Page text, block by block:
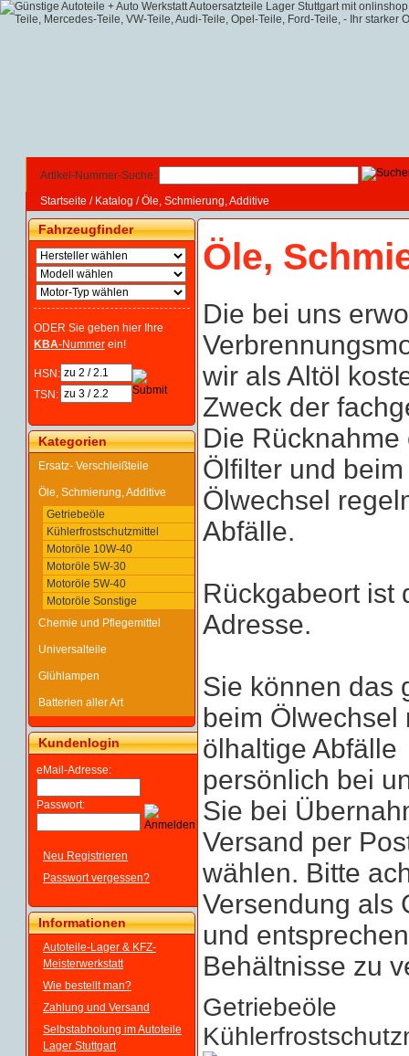
Artikel-Nummer-Suche:
Startseite / Katalog /Öle, Schmierung, Additive
Fahrzeugfinder
ODER Sie geben hier Ihre
KBA-Nummer ein!
HSN:
TSN:
Kategorien
Ersatz- Verschleißteile
Öle, Schmierung, Additive
Getriebeöle
Kühlerfrostschutzmittel
Motoröle 10W-40
Motoröle 5W-30
Motoröle 5W-40
Motoröle Sonstige
Chemie und Pflegemittel
Universalteile
Glühlampen
Batterien aller Art
Kundenlogin
eMail-Adresse:
Passwort:
Neu Registrieren
Passwort vergessen?
Informationen
Autoteile-Lager & KFZ-
Meisterwerkstatt
Wie bestellt man?
Zahlung und Versand
Selbstabholung im Autoteile
Lager Stuttgart
Öle,
Die bei uns
wir als Altöl
Zweck der
Die
Ölfilter und beim
Ölwechsel
Abfälle.
Rückgabeort ist
Adresse.
Sie können das
beim
ölhaltige Abfälle
persönlich bei
Sie bei
Versand per
wählen. Bitte
Versendung als
und
Behältnisse zu
Getriebeöle